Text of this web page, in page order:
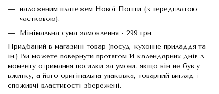
наложеним платежем Нової Пошти (з передплатою
частковою).
Мінімальна сума замовлення - 299 грн.
Придбаний в магазині товар (посуд, кухонне приладдя та
ін.) Ви можете повернути протягом 14 календарних днів з
моменту отримання посилки за умови, якщо він не був у
вжитку, а його оригінальна упаковка, товарний вигляд і
споживчі властивості збережені.